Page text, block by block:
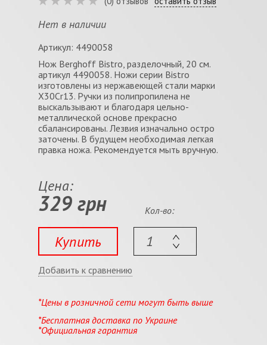
Нет в наличии
Артикул: 4490058
Нож Berghoff Bistro, разделочный, 20 см.
артикул 4490058. Ножи серии Bistro
изготовлены из нержавеющей стали марки
X30Cr13. Ручки из полипропилена не
выскальзывают и благодаря цельно-
металлической основе прекрасно
сбалансированы. Лезвия изначально остро
заточены. В будущем необходимая легкая
правка ножа. Рекомендуется мыть вручную.
Цена:
329 грн
Купить
Кол-во:
Добавить к сравнению
*Цены в розничной сети могут быть выше
*Бесплатная доставка по Украине
*Официальная гарантия